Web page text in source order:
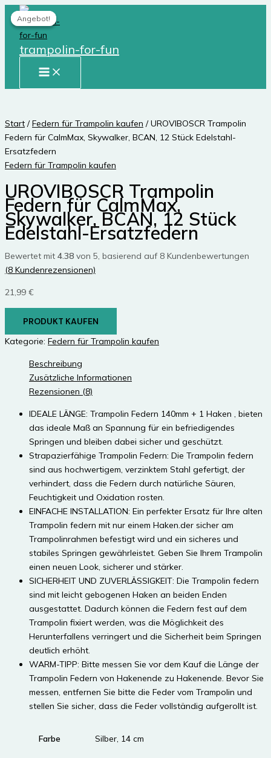
Zum
Inhalt
springen
trampolin-for-fun
Start /Federn für Trampolin kaufen / UROVIBOSCR Trampolin
Federn für CalmMax, Skywalker, BCAN, 12 Stück Edelstahl-
Ersatzfedern
Federn für Trampolin kaufen
UROVIBOSCR Trampolin
Federn für CalmMax,
Skywalker, BCAN, 12 Stück
Edelstahl-Ersatzfedern
Bewertet mit 4.38 von 5, basierend auf 8 Kundenbewertungen
(8 Kundenrezensionen)
21,99 €
PRODUKT KAUFEN
Kategorie: Federn für Trampolin kaufen
Beschreibung
Zusätzliche Informationen
Rezensionen (8)
IDEALE LÄNGE: Trampolin Federn 140mm + 1 Haken , bieten
das ideale Maß an Spannung für ein befriedigendes
Springen und bleiben dabei sicher und geschützt.
Strapazierfähige Trampolin Federn: Die Trampolin federn
sind aus hochwertigem, verzinktem Stahl gefertigt, der
verhindert, dass die Federn durch natürliche Säuren,
Feuchtigkeit und Oxidation rosten.
EINFACHE INSTALLATION: Ein perfekter Ersatz für Ihre alten
Trampolin federn mit nur einem Haken.der sicher am
Trampolinrahmen befestigt wird und ein sicheres und
stabiles Springen gewährleistet. Geben Sie Ihrem Trampolin
einen neuen Look, sicherer und stärker.
SICHERHEIT UND ZUVERLÄSSIGKEIT: Die Trampolin federn
sind mit leicht gebogenen Haken an beiden Enden
ausgestattet. Dadurch können die Federn fest auf dem
Trampolin fixiert werden, was die Möglichkeit des
Herunterfallens verringert und die Sicherheit beim Springen
deutlich erhöht.
WARM-TIPP: Bitte messen Sie vor dem Kauf die Länge der
Trampolin Federn von Hakenende zu Hakenende. Bevor Sie
messen, entfernen Sie bitte die Feder vom Trampolin und
stellen Sie sicher, dass die Feder vollständig aufgerollt ist.
Farbe ‎Silber, 14 cm
Angebot!
Angebot!